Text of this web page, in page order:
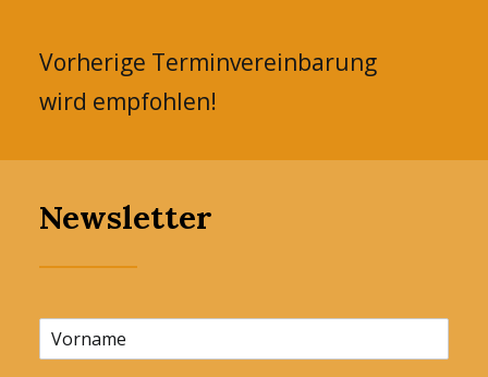
Vorherige Terminvereinbarung
wird empfohlen!
Newsletter